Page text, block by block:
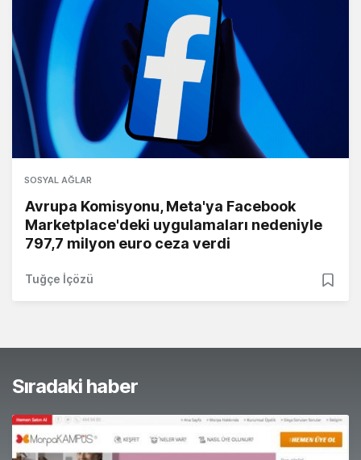
SOSYAL AĞLAR
Avrupa Komisyonu, Meta'ya Facebook
Marketplace'deki uygulamaları nedeniyle
797,7 milyon euro ceza verdi
Tuğçe İçözü
Sıradaki haber